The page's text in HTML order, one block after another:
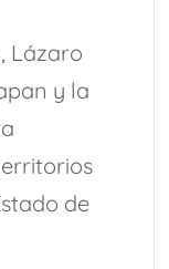
Lázaro
y la
de